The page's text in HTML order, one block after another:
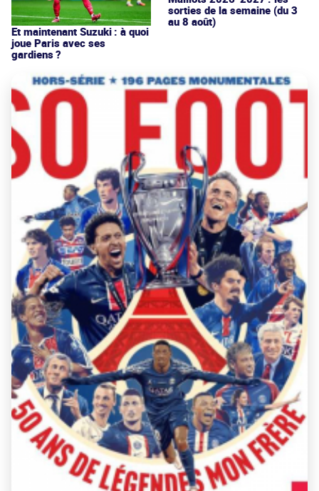
Et maintenant Suzuki : à quoi
joue Paris avec ses
gardiens ?
sorties de la semaine (du 3
au 8 août)